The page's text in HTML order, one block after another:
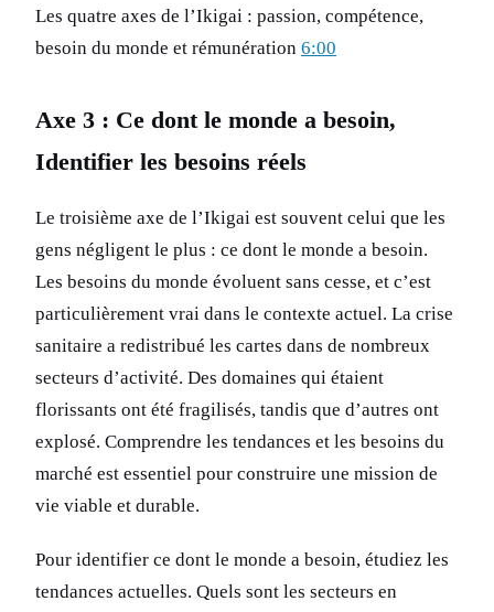
Les quatre axes de l’Ikigai : passion, compétence,
besoin du monde et rémunération 6:00
Axe 3 : Ce dont le monde a besoin,
Identifier les besoins réels
Le troisième axe de l’Ikigai est souvent celui que les
gens négligent le plus : ce dont le monde a besoin.
Les besoins du monde évoluent sans cesse, et c’est
particulièrement vrai dans le contexte actuel. La crise
sanitaire a redistribué les cartes dans de nombreux
secteurs d’activité. Des domaines qui étaient
florissants ont été fragilisés, tandis que d’autres ont
explosé. Comprendre les tendances et les besoins du
marché est essentiel pour construire une mission de
vie viable et durable.
Pour identifier ce dont le monde a besoin, étudiez les
tendances actuelles. Quels sont les secteurs en